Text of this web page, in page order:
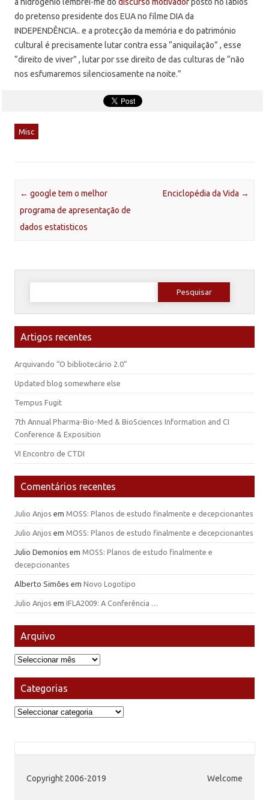
do pretenso presidente dos EUA no filme DIA da
INDEPENDÊNCIA.. e a protecção da memória e do património
cultural é precisamente lutar contra essa “aniquilação” , esse
“direito de viver” , lutar por sse direito de das culturas de “não
nos esfumaremos silenciosamente na noite.”
Misc
Post navigation
← google tem o melhor
programa de apresentação de
dados estatisticos
Enciclopédia da Vida →
Pesquisar
Artigos recentes
Arquivando “O bibliotecário 2.0”
Updated blog somewhere else
Tempus Fugit
7th Annual Pharma-Bio-Med & BioSciences Information and CI
Conference & Exposition
VI Encontro de CTDI
Comentários recentes
Julio Anjos em MOSS: Planos de estudo finalmente e decepcionantes
Julio Anjos em MOSS: Planos de estudo finalmente e decepcionantes
Julio Demonios em MOSS: Planos de estudo finalmente e
decepcionantes
Alberto Simões em Novo Logotipo
Julio Anjos em IFLA2009: A Conferência …
Arquivo
Arquivo
Categorias
Categorias
Copyright 2006-2019 Welcome